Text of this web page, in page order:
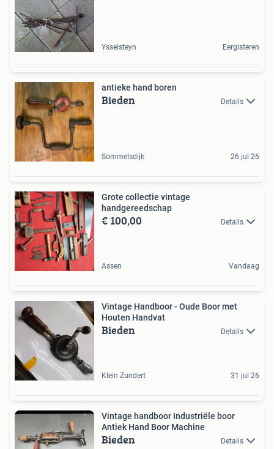
Ysselsteyn Eergisteren
antieke hand boren
Bieden Details
Sommelsdijk 26 jul 26
Grote collectie vintage
handgereedschap
€ 100,00 Details
Assen Vandaag
Vintage Handboor - Oude Boor met
Houten Handvat
Bieden Details
Klein Zundert 31 jul 26
Vintage handboor Industriële boor
Antiek Hand Boor Machine
Bieden Details